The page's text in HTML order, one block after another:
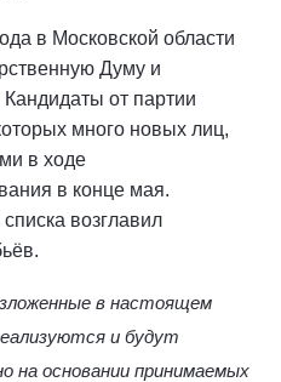
в Московской области
Думу и
от партии
много новых лиц,
в ходе
в конце мая.
возглавил
в настоящем
и будут
на основании принимаемых